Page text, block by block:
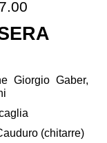
Giorgio Gaber,
(chitarre)